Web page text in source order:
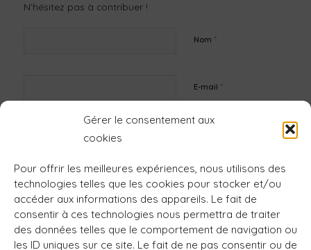
Gérer le consentement aux
cookies
Pour offrir les meilleures expériences, nous utilisons des
technologies telles que les cookies pour stocker et/ou
accéder aux informations des appareils. Le fait de
consentir à ces technologies nous permettra de traiter
des données telles que le comportement de navigation ou
les ID uniques sur ce site. Le fait de ne pas consentir ou de
N’hésitez pas à contribuer !
Nom *
E-mail *